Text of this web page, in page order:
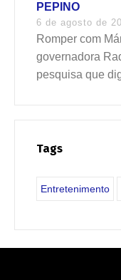
PEPINO
6 de agosto de
Romper com
governadora
pesquisa que
Tags
Entretenimento